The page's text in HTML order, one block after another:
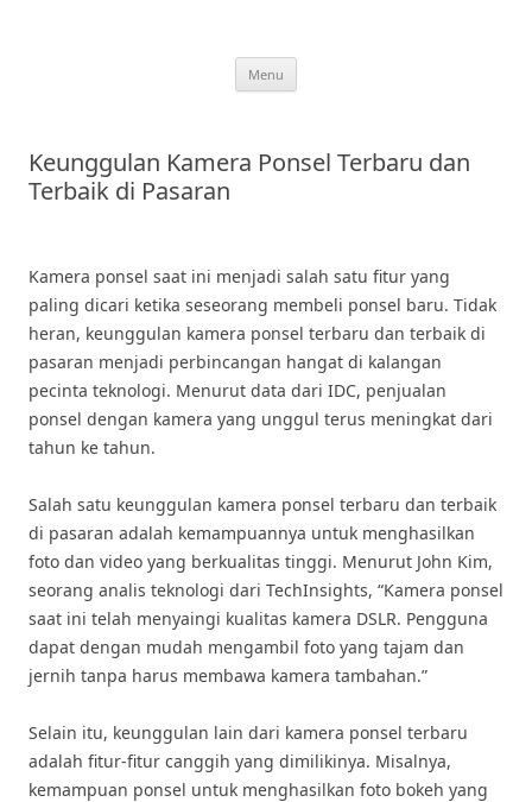
Menu
Keunggulan Kamera Ponsel Terbaru dan
Terbaik di Pasaran
Kamera ponsel saat ini menjadi salah satu fitur yang
paling dicari ketika seseorang membeli ponsel baru. Tidak
heran, keunggulan kamera ponsel terbaru dan terbaik di
pasaran menjadi perbincangan hangat di kalangan
pecinta teknologi. Menurut data dari IDC, penjualan
ponsel dengan kamera yang unggul terus meningkat dari
tahun ke tahun.
Salah satu keunggulan kamera ponsel terbaru dan terbaik
di pasaran adalah kemampuannya untuk menghasilkan
foto dan video yang berkualitas tinggi. Menurut John Kim,
seorang analis teknologi dari TechInsights, “Kamera ponsel
saat ini telah menyaingi kualitas kamera DSLR. Pengguna
dapat dengan mudah mengambil foto yang tajam dan
jernih tanpa harus membawa kamera tambahan.”
Selain itu, keunggulan lain dari kamera ponsel terbaru
adalah fitur-fitur canggih yang dimilikinya. Misalnya,
kemampuan ponsel untuk menghasilkan foto bokeh yang